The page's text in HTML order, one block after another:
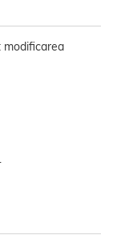
modificarea